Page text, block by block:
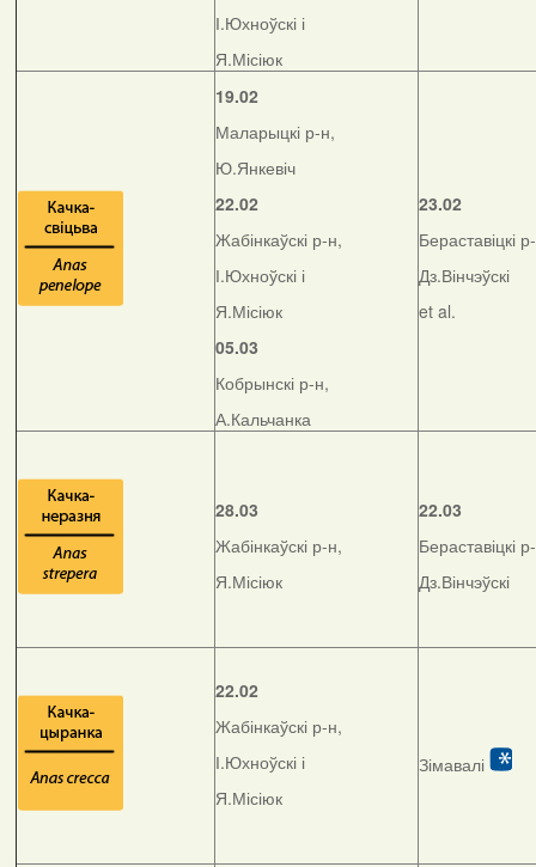
І.Юхноўскі і
Я.Місіюк
19.02
Маларыцкі р-н,
Ю.Янкевіч
22.02
Жабінкаўскі р-н,
І.Юхноўскі і
Я.Місіюк
05.03
Кобрынскі р-н,
А.Кальчанка
23.02
Бераставіцкі
Дз.Вінчэўскі
et al.
28.03
Жабінкаўскі р-н,
Я.Місіюк
22.03
Бераставіцкі
Дз.Вінчэўскі
22.02
Жабінкаўскі р-н,
І.Юхноўскі і
Я.Місіюк
Зімавалі